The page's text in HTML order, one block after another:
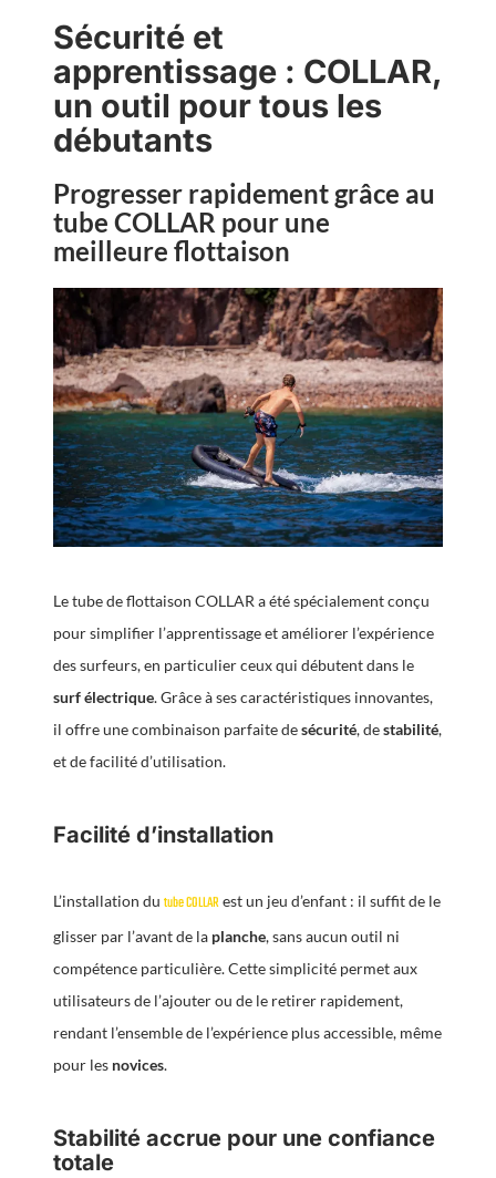
Sécurité et
apprentissage : COLLAR,
un outil pour tous les
débutants
Progresser rapidement grâce au
tube COLLAR pour une
meilleure flottaison
Le tube de flottaison COLLAR a été spécialement conçu
pour simplifier l’apprentissage et améliorer l’expérience
des surfeurs, en particulier ceux qui débutent dans le
surf électrique. Grâce à ses caractéristiques innovantes,
il offre une combinaison parfaite desécurité, destabilité,
et de facilité d’utilisation.
Facilité d’installation
L’installation du tube COLLARest un jeu d’enfant : il suffit de le
glisser par l’avant de la planche, sans aucun outil ni
compétence particulière. Cette simplicité permet aux
utilisateurs de l’ajouter ou de le retirer rapidement,
rendant l’ensemble de l’expérience plus accessible, même
pour les novices.
Stabilité accrue pour une confiance
totale